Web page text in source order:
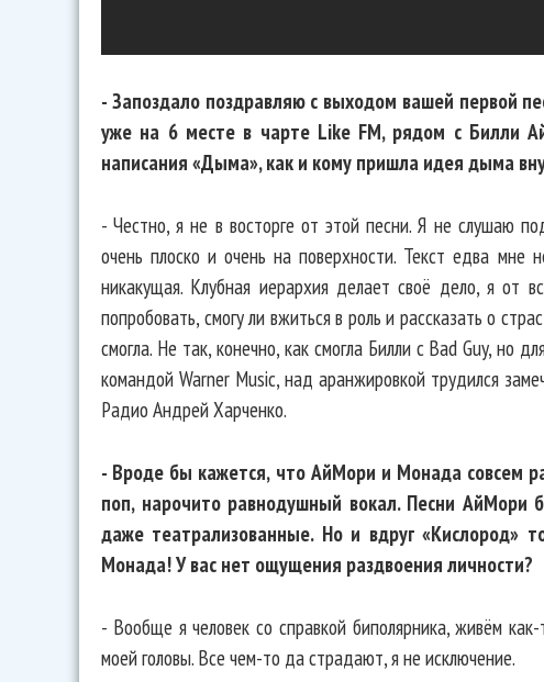
- Запоздало поздравляю с выходом вашей первой
уже на 6 месте в чарте Like FM, рядом с Билли
написания «Дыма», как и кому пришла идея дыма
- Честно, я не в восторге от этой песни. Я не слушаю
очень плоско и очень на поверхности. Текст едва мне
никакущая. Клубная иерархия делает своё дело, я от
попробовать, смогу ли вжиться в роль и рассказать о
смогла. Не так, конечно, как смогла Билли с Bad Guy, но
командой Warner Music, над аранжировкой трудился
Радио Андрей Харченко.
- Вроде бы кажется, что АйМори и Монада совсем
поп, нарочито равнодушный вокал. Песни АйМори
даже театрализованные. Но и вдруг «Кислород»
Монада! У вас нет ощущения раздвоения личности?
- Вообще я человек со справкой биполярника, живём
моей головы. Все чем-то да страдают, я не исключение.